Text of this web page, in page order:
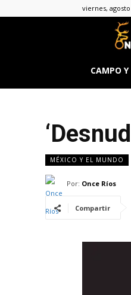
viernes, agosto
CAMPO Y
MÉXICO Y EL MUNDO
Por: Once Ríos
Compartir